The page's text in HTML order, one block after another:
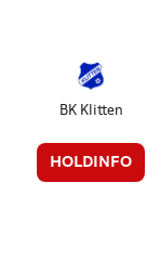
BK Klitten
HOLDINFO